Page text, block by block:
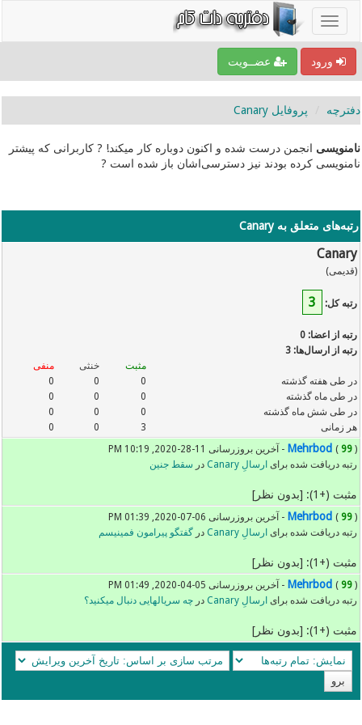
ورود عضــویت
دفترچه پروفایل Canary
نامنویسی انجمن درست شده و اکنون دوباره کار میکند! ? کاربرانی که پیشتر
نامنویسی کرده بودند نیز دسترسی‌اشان باز شده است ?
رتبه‌های متعلق به Canary
Canary
(قدیمی)
رتبه کل: 3
رتبه از اعضا: 0
رتبه از ارسال‌ها: 3
مثبت
خنثی
منفی
در طی هفته گذشته
0
0
0
در طی ماه گذشته
0
0
0
در طی شش ماه گذشته
0
0
0
هر زمانی
3
0
0
Mehrbod ( 99) - آخرین بروزرسانی 11-28-2020, 10:19 PM
رتبه دریافت شده برای ارسالِ Canary در سقط جنین
مثبت (+1): [بدون نظر]
Mehrbod ( 99) - آخرین بروزرسانی 06-07-2020, 01:39 PM
رتبه دریافت شده برای ارسالِ Canary درگفتگو پیرامون فمینیسم
مثبت (+1): [بدون نظر]
Mehrbod ( 99) - آخرین بروزرسانی 05-04-2020, 01:49 PM
رتبه دریافت شده برای ارسالِ Canary درچه سریالهایی دنبال میکنید؟
مثبت (+1): [بدون نظر]